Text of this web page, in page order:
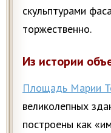
скульптурами
торжественно.
Из истории
Площадь Марии
великолепных
построены как